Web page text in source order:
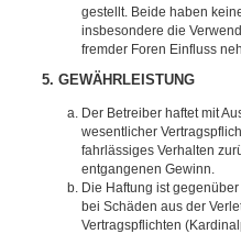
gestellt. Beide haben
insbesondere die
fremder Foren Einfluss
5. GEWÄHRLEISTUNG
Der Betreiber haftet mit
wesentlicher
fahrlässiges Verhalten
entgangenen Gewinn.
Die Haftung ist
bei Schäden aus der
Vertragspflichten